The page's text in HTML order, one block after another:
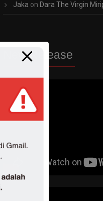
Jaka on Dara The Virgin
New Release